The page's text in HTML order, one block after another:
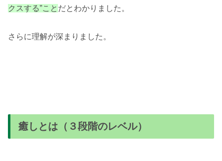
クスする”こと だとわかりました。
さらに理解が深まりました。
癒しとは（３段階のレベル）